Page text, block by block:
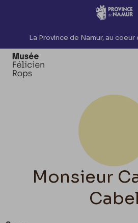
Accèder directement au
La Province de Namur, au
Monsieur
Cabel